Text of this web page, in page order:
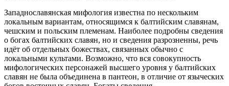
Западнославянская мифология известна по нескольким
локальным вариантам, относящимся к балтийским славянам,
чешским и польским племенам. Наиболее подробны сведения
о богах балтийских славян, но и сведения разрозненны, речь
идёт об отдельных божествах, связанных обычно с
локальными культами. Возможно, что вся совокупность
мифологических персонажей высшего уровня у балтийских
славян не была объединена в пантеон, в отличие от языческих